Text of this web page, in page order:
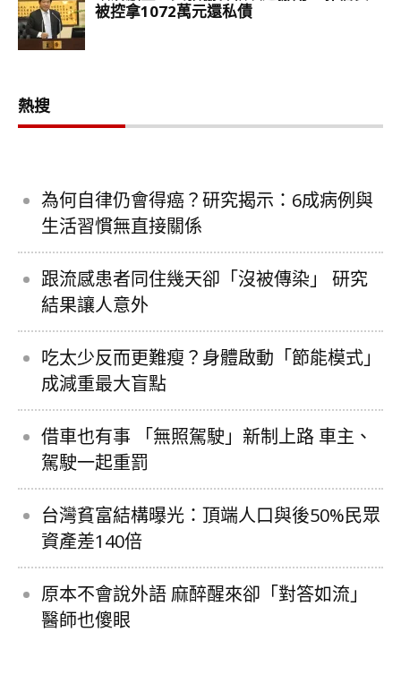
熱搜
為何自律仍會得癌？研究揭示：6成病例與
生活習慣無直接關係
跟流感患者同住幾天卻「沒被傳染」 研究
結果讓人意外
吃太少反而更難瘦？身體啟動「節能模式」
成減重最大盲點
借車也有事 「無照駕駛」新制上路 車主、
駕駛一起重罰
台灣貧富結構曝光：頂端人口與後50%民眾
資產差140倍
原本不會說外語 麻醉醒來卻「對答如流」
醫師也傻眼